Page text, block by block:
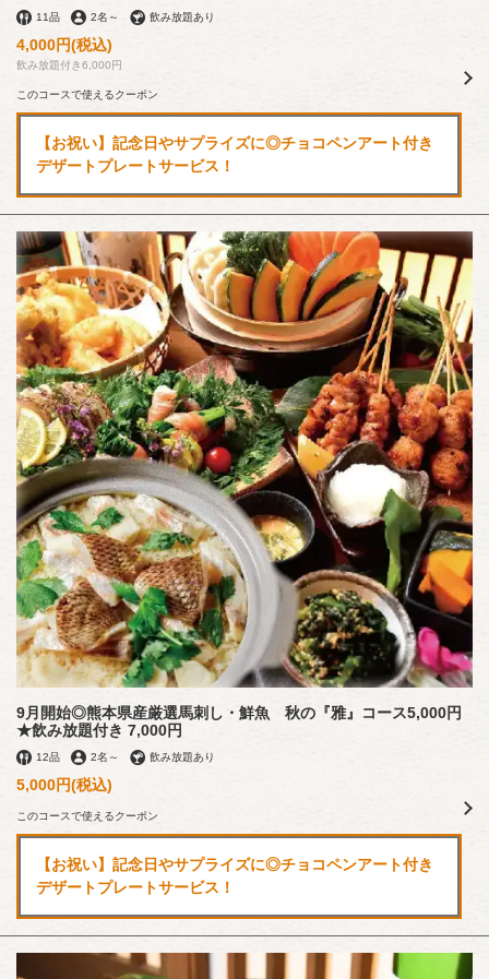
11品 2名 ～ 飲み放題あり
4,000円(税込)
飲み放題付き6,000円
このコースで使えるクーポン
【お祝い】記念日やサプライズに◎チョコペンアート付き
デザートプレートサービス！
9月開始◎熊本県産厳選馬刺し・鮮魚 秋の『雅』コース5,000円
★飲み放題付き 7,000円
12品 2名 ～ 飲み放題あり
5,000円(税込)
このコースで使えるクーポン
【お祝い】記念日やサプライズに◎チョコペンアート付き
デザートプレートサービス！